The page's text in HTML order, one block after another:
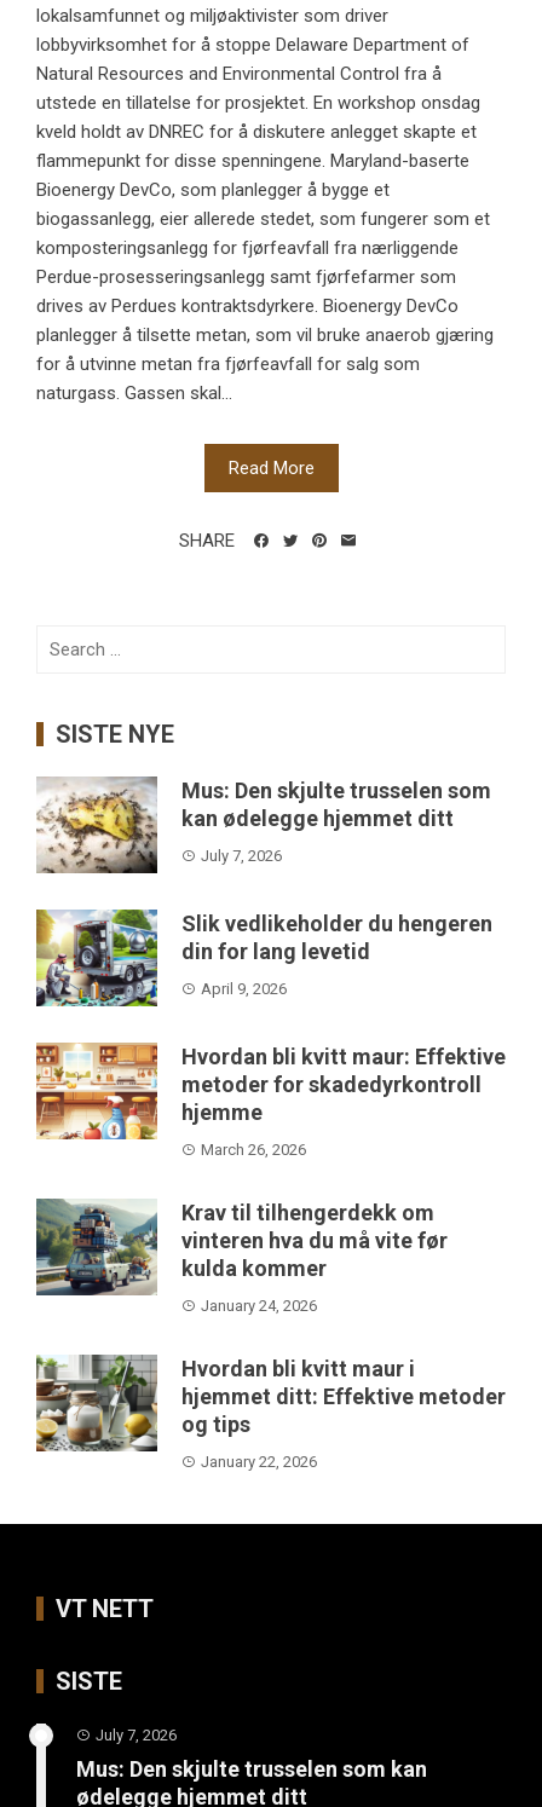
lokalsamfunnet og miljøaktivister som driver
lobbyvirksomhet for å stoppe Delaware Department of
Natural Resources and Environmental Control fra å
utstede en tillatelse for prosjektet. En workshop onsdag
kveld holdt av DNREC for å diskutere anlegget skapte et
flammepunkt for disse spenningene. Maryland-baserte
Bioenergy DevCo, som planlegger å bygge et
biogassanlegg, eier allerede stedet, som fungerer som et
komposteringsanlegg for fjørfeavfall fra nærliggende
Perdue-prosesseringsanlegg samt fjørfefarmer som
drives av Perdues kontraktsdyrkere. Bioenergy DevCo
planlegger å tilsette metan, som vil bruke anaerob gjæring
for å utvinne metan fra fjørfeavfall for salg som
naturgass. Gassen skal...
Read More
SHARE
Search
SISTE NYE
Mus: Den skjulte trusselen som
kan ødelegge hjemmet ditt
July 7, 2026
Slik vedlikeholder du hengeren
din for lang levetid
April 9, 2026
Hvordan bli kvitt maur: Effektive
metoder for skadedyrkontroll
hjemme
March 26, 2026
Krav til tilhengerdekk om
vinteren hva du må vite før
kulda kommer
January 24, 2026
Hvordan bli kvitt maur i
hjemmet ditt: Effektive metoder
og tips
January 22, 2026
VT NETT
SISTE
July 7, 2026
Mus: Den skjulte trusselen som kan
ødelegge hjemmet ditt